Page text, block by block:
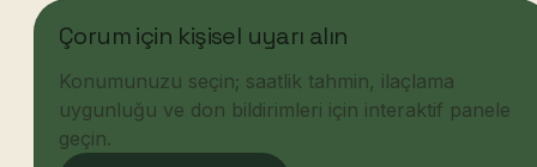
Çorum için kişisel uyarı alın
Konumunuzu seçin; saatlik tahmin, ilaçlama
uygunluğu ve don bildirimleri için interaktif panele
geçin.